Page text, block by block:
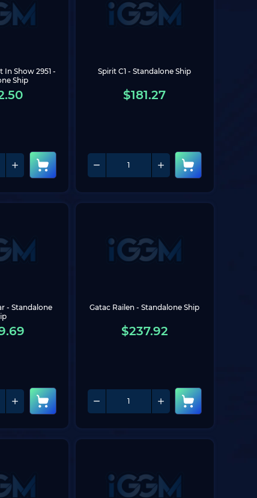
In Show 2951 -
Ship
Spirit C1 - Standalone Ship
$181.27
- Standalone
Gatac Railen - Standalone Ship
$237.92